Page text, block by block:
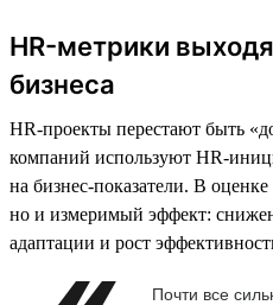
HR-метрики
бизнеса
HR-проекты перестают быть
компаний используют HR-
на бизнес-показатели. В
но и измеримый эффект:
адаптации и рост
Почти все